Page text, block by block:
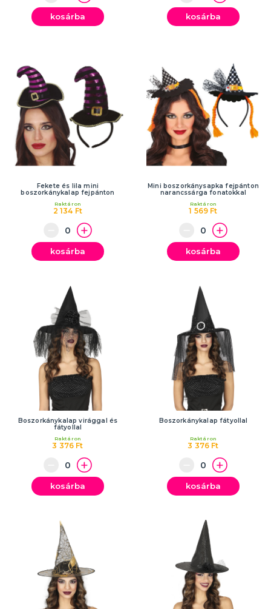
kosárba kosárba
Fekete és lila mini
boszorkánykalap fejpánton
2 134 Ft
Raktáron
kosárba
Mini boszorkánysapka fejpánton
narancssárga fonatokkal
1 569 Ft
Raktáron
kosárba
Boszorkánykalap virággal és
fátyollal
3 376 Ft
Raktáron
kosárba
Boszorkánykalap fátyollal
3 376 Ft
Raktáron
kosárba